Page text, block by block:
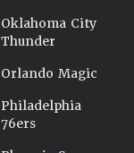
Oklahoma City
Thunder
Orlando Magic
Philadelphia
76ers